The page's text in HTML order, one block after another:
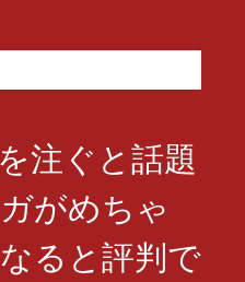
注ぐと話題
がめちゃ
ると評判で